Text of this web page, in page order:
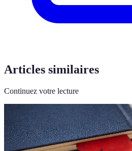
Articles similaires
Continuez votre lecture